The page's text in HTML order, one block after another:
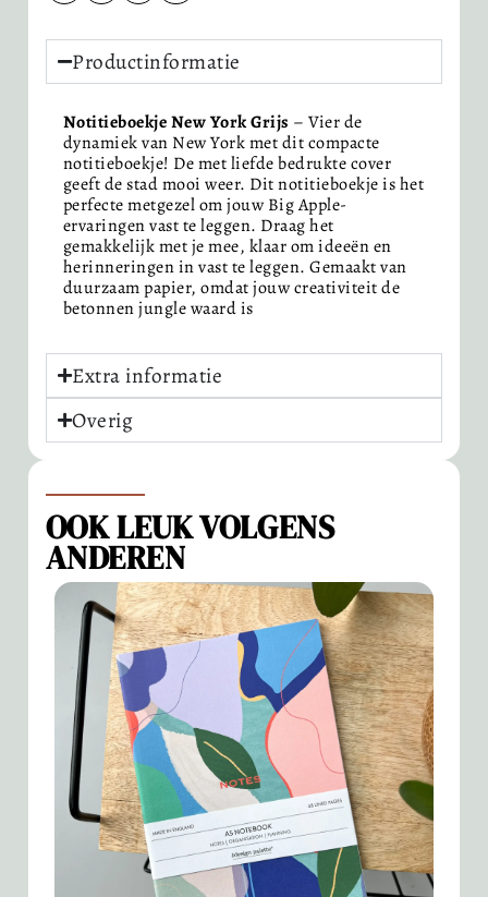
Productinformatie
Notitieboekje New York Grijs – Vier de
dynamiek van New York met dit compacte
notitieboekje! De met liefde bedrukte cover
geeft de stad mooi weer. Dit notitieboekje is het
perfecte metgezel om jouw Big Apple-
ervaringen vast te leggen. Draag het
gemakkelijk met je mee, klaar om ideeën en
herinneringen in vast te leggen. Gemaakt van
duurzaam papier, omdat jouw creativiteit de
betonnen jungle waard is
Extra informatie
Overig
OOK LEUK VOLGENS
ANDEREN